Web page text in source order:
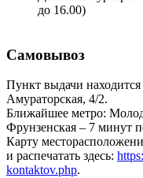
до 16.00)
Самовывоз
Пункт выдачи
Амураторская, 4/2.
Ближайшее метро:
Фрунзенская – 7 минут
Карту
и распечатать здесь:
kontaktov.php.